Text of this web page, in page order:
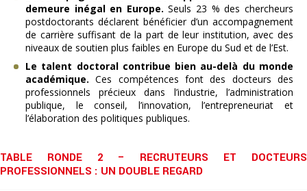
demeure inégal en Europe. Seuls 23 % des chercheurs
postdoctorants déclarent bénéficier d’un accompagnement
de carrière suffisant de la part de leur institution, avec des
niveaux de soutien plus faibles en Europe du Sud et de l’Est.
Le talent doctoral contribue bien au-delà du monde
académique.Ces compétences font des docteurs des
professionnels précieux dans l’industrie, l’administration
publique, le conseil, l’innovation, l’entrepreneuriat et
l’élaboration des politiques publiques.
TABLE RONDE 2 – RECRUTEURS ET DOCTEURS
PROFESSIONNELS : UN DOUBLE REGARD